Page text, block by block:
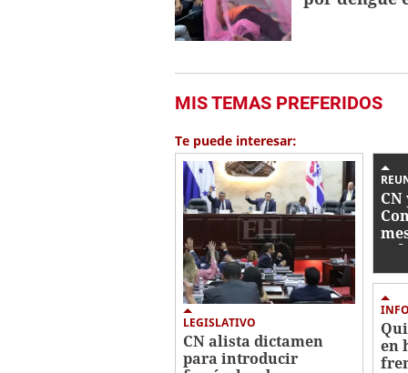
MIS TEMAS PREFERIDOS
Te puede interesar:
LEGISLATIVO
CN alista dictamen
para introducir
CN
en